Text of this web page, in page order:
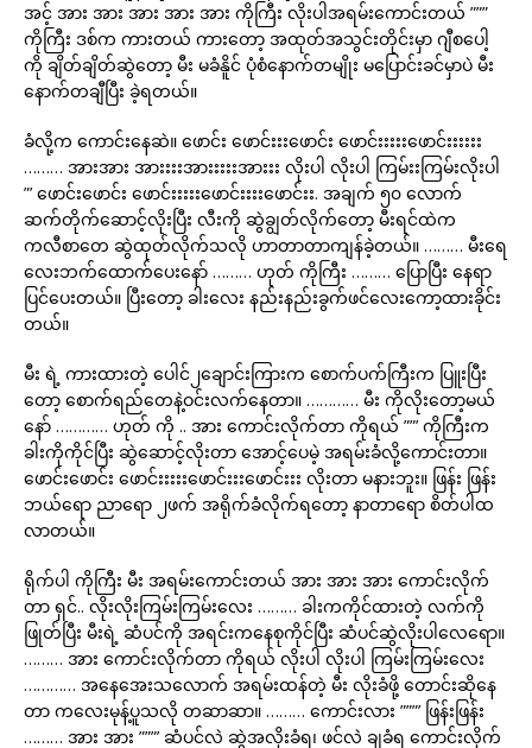
အင့် အား အား အား အား အား ကိုကြီး လိုးပါအရမ်းကောင်းတယ် ”””
ကိုကြီး ဒစ်က ကားတယ် ကားတော့ အထုတ်အသွင်းတိုင်းမှာ ဂျီစပေါ့
ကို ချိတ်ချိတ်ဆွဲတော့ မီး မခံနိူင် ပုံစံနောက်တမျိုး မပြောင်းခင်မှာပဲ မီး
နောက်တချီပြီး ခဲ့ရတယ်။
ခံလို့က ကောင်းနေဆဲ။ ဖောင်း ဖောင်းးးဖောင်း ဖောင်းးးးးဖောင်းးးးးး
……… အားအား အားးးးအားးးးးအားးး လိုးပါ လိုးပါ ကြမ်းးကြမ်းလိုးပါ
”’ ဖောင်းဖောင်း ဖောင်းးးးးဖောင်းးးးဖောင်းး. အချက် ၅၀ လောက်
ဆက်တိုက်ဆောင့်လိုးပြီး လီးကို ဆွဲချွတ်လိုက်တော့ မီးရင်ထဲက
ကလီစာတေ ဆွဲထုတ်လိုက်သလို ဟာတာတာကျန်ခဲ့တယ်။ ……… မီးရေ
လေးဘက်ထောက်ပေးနော် ……… ဟုတ် ကိုကြီး ……… ပြောပြီး နေရာ
ပြင်ပေးတယ်။ ပြီးတော့ ခါးလေး နည်းနည်းခွက်ဖင်လေးကော့ထားခိုင်း
တယ်။
မီး ရဲ့ ကားထားတဲ့ ပေါင်၂ချောင်းကြားက စောက်ပက်ကြီးက ပြူးပြီး
တော့ စောက်ရည်တေနဲ့ဝင်းလက်နေတာ။ ………… မီး ကိုလိုးတော့မယ်
နော် ………… ဟုတ် ကို .. အား ကောင်းလိုက်တာ ကိုရယ် ””’ ကိုကြီးက
ခါးကိုကိုင်ပြီး ဆွဲဆောင့်လိုးတာ အောင့်ပေမဲ့ အရမ်းခံလို့ကောင်းတာ။
ဖောင်းဖောင်း ဖောင်းးးးးဖောင်းးးဖောင်းးး လိုးတာ မနားဘူး။ ဖြန်း ဖြန်း
ဘယ်ရော ညာရော ၂ဖက် အရိုက်ခံလိုက်ရတော့ နာတာရော စိတ်ပါထ
လာတယ်။
ရိုက်ပါ ကိုကြီး မီး အရမ်းကောင်းတယ် အား အား အား ကောင်းလိုက်
တာ ရှင်.. လိုးလိုးကြမ်းကြမ်းလေး ……… ခါးကကိုင်ထားတဲ့ လက်ကို
ဖြုတ်ပြီး မီးရဲ့ ဆံပင်ကို အရင်းကနေစုကိုင်ပြီး ဆံပင်ဆွဲလိုးပါလေရော။
……… အား ကောင်းလိုက်တာ ကိုရယ် လိုးပါ လိုးပါ ကြမ်းကြမ်းလေး
………… အနေအေးသလောက် အရမ်းထန်တဲ့ မီး လိုးခံဖို့ တောင်းဆိုနေ
တာ ကလေးမုန့်ပူသလို တဆာဆာ။ ……… ကောင်းလား ”””’ ဖြန်းဖြန်း
……… အား အား ”””’ ဆံပင်လဲ ဆွဲအလိုးခံရ၊ ဖင်လဲ ချခံရ ကောင်းလိုက်